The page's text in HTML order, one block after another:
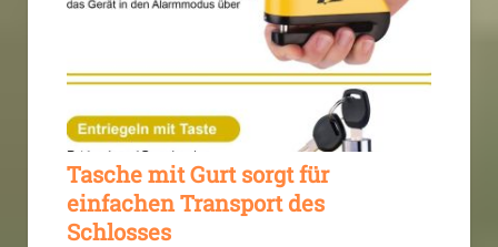
Tasche mit Gurt sorgt für
einfachen Transport des
Schlosses